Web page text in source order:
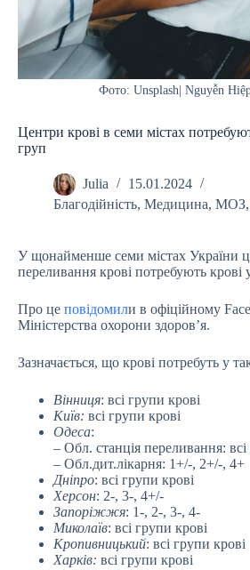
Фото: Unsplash| Nguyễn
Центри крові в семи містах
груп
Julia
15.01.2024
Благодійність, Медицина, МОЗ,
У щонайменше семи містах України
переливання крові потребують крові
Про це повідомили в офіційному
Міністерства охорони здоров’я.
Зазначається, що крові потребуть у
Вінниця: всі групи крові
Київ: всі групи крові
Одеса:
– Обл. станція переливання: всі
– Обл.дит.лікарня: 1+/-, 2+/-, 4+
Дніпро: всі групи крові
Херсон: 2-, 3-, 4+/-
Запоріжжя: 1-, 2-, 3-, 4-
Миколаїв: всі групи крові
Кропивницький: всі групи крові
Харків: всі групи крові